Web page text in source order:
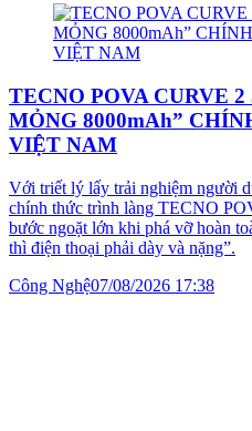
TECNO POVA CURVE
MỎNG 8000mAh”
VIỆT NAM
Với triết lý lấy trải nghiệm người
chính thức trình làng TECNO
bước ngoặt lớn khi phá vỡ hoàn
thì điện thoại phải dày và nặng”.
Công Nghệ07/08/2026 17:38